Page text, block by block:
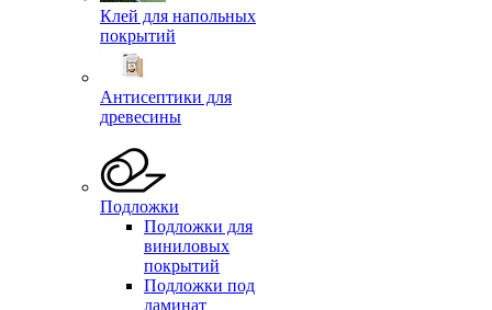
Клей для напольных
покрытий
Антисептики для
древесины
Подложки
Подложки для
виниловых
покрытий
Подложки под
ламинат